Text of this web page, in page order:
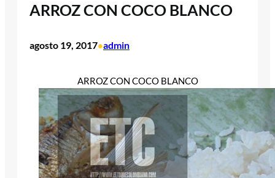
ARROZ CON COCO BLANCO
agosto 19, 2017•admin
ARROZ CON COCO BLANCO